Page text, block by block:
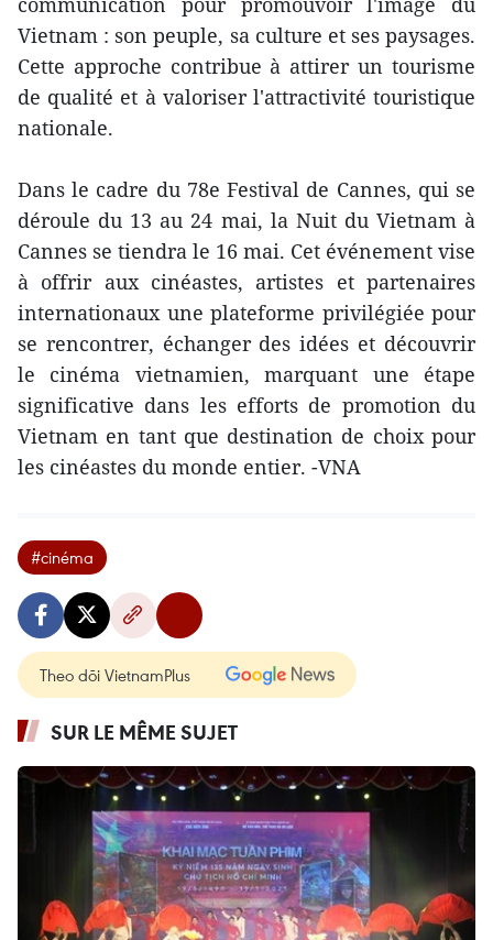
Vietnam : son peuple, sa culture et ses paysages.
Cette approche contribue à attirer un tourisme
de qualité et à valoriser l'attractivité touristique
nationale.
Dans le cadre du 78e Festival de Cannes, qui se
déroule du 13 au 24 mai, la Nuit du Vietnam à
Cannes se tiendra le 16 mai. Cet événement vise
à offrir aux cinéastes, artistes et partenaires
internationaux une plateforme privilégiée pour
se rencontrer, échanger des idées et découvrir
le cinéma vietnamien, marquant une étape
significative dans les efforts de promotion du
Vietnam en tant que destination de choix pour
les cinéastes du monde entier. -VNA
#cinéma
Theo dõi VietnamPlus
SUR LE MÊME SUJET